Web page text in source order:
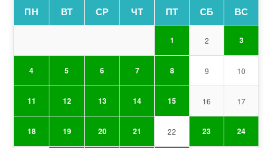
ПН ВТ СР ЧТ ПТ СБ ВС
1 2 3
4 5 6 7 8 9 10
11 12 13 14 15 16 17
18 19 20 21 22 23 24